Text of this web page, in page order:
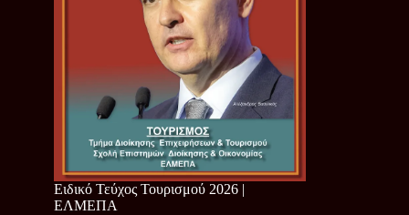
Ειδικό Τεύχος Τουρισμού 2026 |
ΕΛΜΕΠΑ